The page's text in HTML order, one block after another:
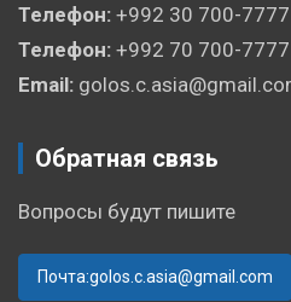
Телефон: +992 30 700-7777
Телефон: +992 70 700-7777
Email:
Обратная связь
Вопросы будут пишите
Почта:golos.c.asia@gmail.com